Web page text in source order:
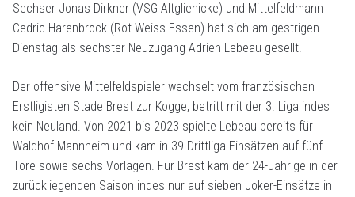
Sechser Jonas Dirkner (VSG Altglienicke) und Mittelfeldmann
Cedric Harenbrock (Rot-Weiss Essen) hat sich am gestrigen
Dienstag als sechster Neuzugang Adrien Lebeau gesellt.
Der offensive Mittelfeldspieler wechselt vom französischen
Erstligisten Stade Brest zur Kogge, betritt mit der 3. Liga indes
kein Neuland. Von 2021 bis 2023 spielte Lebeau bereits für
Waldhof Mannheim und kam in 39 Drittliga-Einsätzen auf fünf
Tore sowie sechs Vorlagen. Für Brest kam der 24-Jährige in der
zurückliegenden Saison indes nur auf sieben Joker-Einsätze in